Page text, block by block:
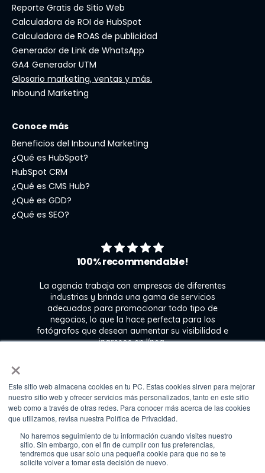
×
Este sitio web almacena cookies en tu PC. Estas cookies sirven para mejorar
nuestro sitio web y ofrecer servicios más personalizados, tanto en este sitio
web como a través de otras redes. Para conocer más acerca de las cookies
que utilizamos, revisa nuestra Política de Privacidad.
No haremos seguimiento de tu información cuando visites nuestro
sitio. Sin embargo, con el fin de cumplir con tus preferencias,
tendremos que usar solo una pequeña cookie para que no se te
solicite volver a tomar esta decisión de nuevo.
Reporte Gratis de Sitio Web
Calculadora de ROI de HubSpot
Calculadora de ROAS de publicidad
Generador de Link de WhatsApp
GA4 Generador UTM
Glosario marketing, ventas y más.
Inbound Marketing
Conoce más
Beneficios del Inbound Marketing
¿Qué es HubSpot?
HubSpot CRM
¿Qué es CMS Hub?
¿Qué es GDD?
¿Qué es SEO?
100% recommendable!
La agencia trabaja con empresas de diferentes
industrias y brinda una gama de servicios
adecuados para promocionar todo tipo de
negocios, lo que la hace perfecta para los
fotógrafos que desean aumentar su visibilidad e
ingresos en línea.
Kate Gross
Marketing & graphic design assistant at
Fixthephoto